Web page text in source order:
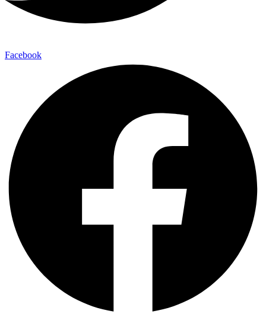
Facebook